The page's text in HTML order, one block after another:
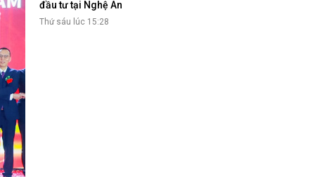
NHỊP CẦU ĐẦU TƯ
Nhịp cầu đầu tư
đầu tư tại Nghệ An
Thứ sáu lúc 15:28